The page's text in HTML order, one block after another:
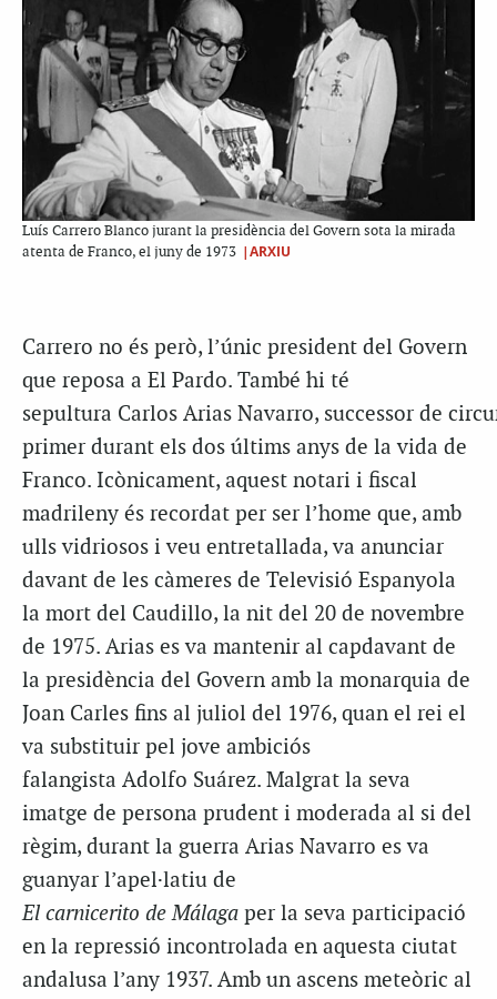
Luís Carrero Blanco jurant la presidència del Govern sota la mirada
atenta de Franco, el juny de 1973 |ARXIU
Carrero no és però, l’únic president del Govern
que reposa a El Pardo. També hi té
sepultura Carlos Arias Navarro, successor de
primer durant els dos últims anys de la vida de
Franco. Icònicament, aquest notari i fiscal
madrileny és recordat per ser l’home que, amb
ulls vidriosos i veu entretallada, va anunciar
davant de les càmeres de Televisió Espanyola
la mort del Caudillo, la nit del 20 de novembre
de 1975. Arias es va mantenir al capdavant de
la presidència del Govern amb la monarquia de
Joan Carles fins al juliol del 1976, quan el rei el
va substituir pel jove ambiciós
falangista Adolfo Suárez. Malgrat la seva
imatge de persona prudent i moderada al si del
règim, durant la guerra Arias Navarro es va
guanyar l’apel·latiu de
El carnicerito deMálaga per la seva participació
en la repressió incontrolada en aquesta ciutat
andalusa l’any 1937. Amb un ascens meteòric al